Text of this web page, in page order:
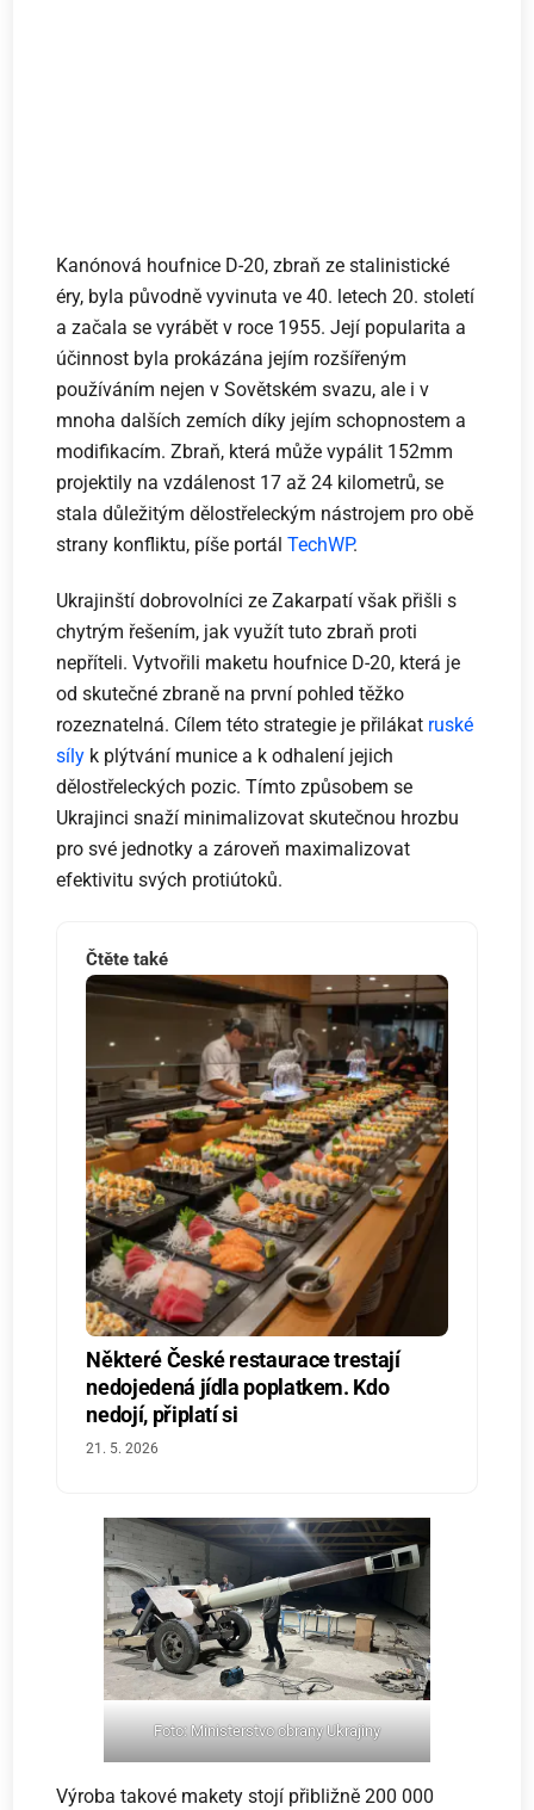
Kanónová houfnice D-20, zbraň ze stalinistické
éry, byla původně vyvinuta ve 40. letech 20. století
a začala se vyrábět v roce 1955. Její popularita a
účinnost byla prokázána jejím rozšířeným
používáním nejen v Sovětském svazu, ale i v
mnoha dalších zemích díky jejím schopnostem a
modifikacím. Zbraň, která může vypálit 152mm
projektily na vzdálenost 17 až 24 kilometrů, se
stala důležitým dělostřeleckým nástrojem pro obě
strany konfliktu, píše portálTechWP.
Ukrajinští dobrovolníci ze Zakarpatí však přišli s
chytrým řešením, jak využít tuto zbraň proti
nepříteli. Vytvořili maketu houfnice D-20, která je
od skutečné zbraně na první pohled těžko
rozeznatelná. Cílem této strategie je přilákat ruské
síly k plýtvání munice a k odhalení jejich
dělostřeleckých pozic. Tímto způsobem se
Ukrajinci snaží minimalizovat skutečnou hrozbu
pro své jednotky a zároveň maximalizovat
efektivitu svých protiútoků.
Čtěte také
Některé České restaurace trestají
nedojedená jídla poplatkem. Kdo
nedojí, připlatí si
21. 5. 2026
Foto: Ministerstvo obranyUkrajiny
Výroba takové makety stojí přibližně 200 000